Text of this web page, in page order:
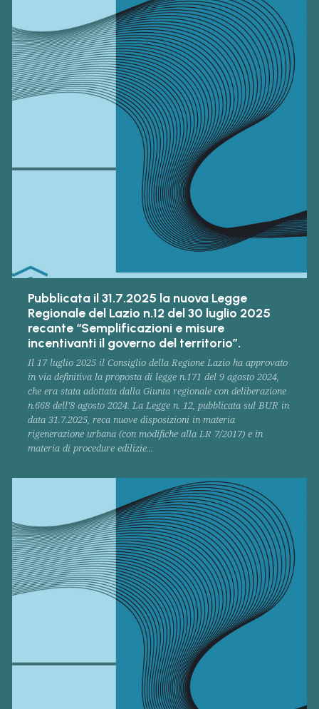
Pubblicata il 31.7.2025 la nuova Legge
Regionale del Lazio n.12 del 30 luglio 2025
recante “Semplificazioni e misure
incentivanti il governo del territorio”.
Il 17 luglio 2025 il Consiglio della Regione Lazio ha approvato
in via definitiva la proposta di legge n.171 del 9 agosto 2024,
che era stata adottata dalla Giunta regionale con deliberazione
n.668 dell’8 agosto 2024. La Legge n. 12, pubblicata sul BUR in
data 31.7.2025, reca nuove disposizioni in materia
rigenerazione urbana (con modifiche alla LR 7/2017) e in
materia di procedure edilizie...